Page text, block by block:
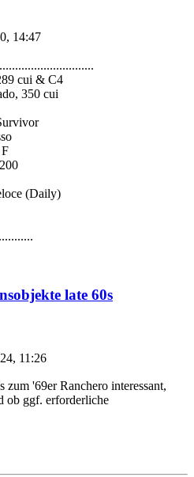
14:47
cui & C4
350 cui
(Daily)
late 60s
11:26
'69er Ranchero interessant,
ob ggf. erforderliche